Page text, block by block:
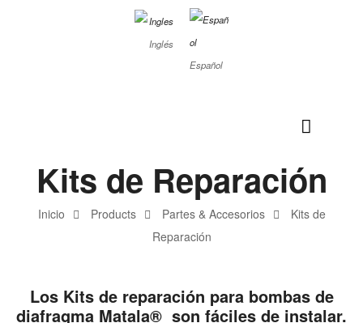
Inglés
Español
Inicio Products Partes & Accesorios
Kits de
Reparación
Kits de Reparación
Los Kits de reparación para bombas de
diafragma Matala® son fáciles de instalar.